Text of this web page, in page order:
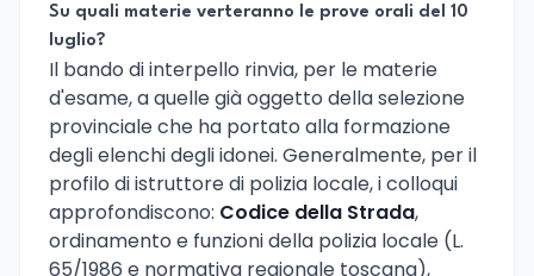
Su quali materie verteranno le prove orali del 10
luglio?
Il bando di interpello rinvia, per le materie
d'esame, a quelle già oggetto della selezione
provinciale che ha portato alla formazione
degli elenchi degli idonei. Generalmente, per il
profilo di istruttore di polizia locale, i colloqui
approfondiscono: Codice della Strada,
ordinamento e funzioni della polizia locale (L.
65/1986 e normativa regionale toscana),